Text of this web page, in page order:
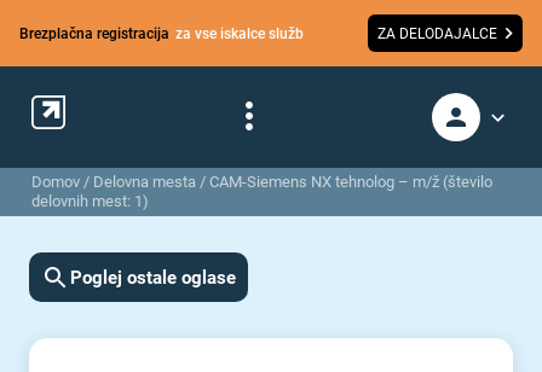
Brezplačna registracija za vse iskalce služb ZA DELODAJALCE
Domov / Delovna mesta / CAM-Siemens NX tehnolog – m/ž (število
delovnih mest: 1)
Poglej ostale oglase